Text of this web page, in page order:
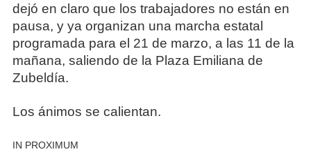
dejó en claro que los trabajadores no están en
pausa, y ya organizan una marcha estatal
programada para el 21 de marzo, a las 11 de la
mañana, saliendo de la Plaza Emiliana de
Zubeldía.
Los ánimos se calientan.
IN PROXIMUM